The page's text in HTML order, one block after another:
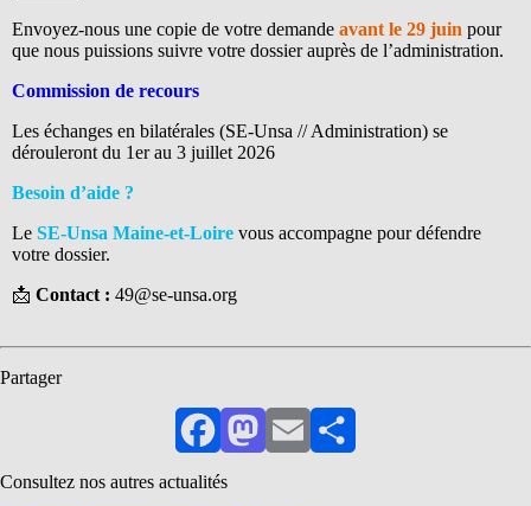
Envoyez-nous une copie de votre demande avant le 29 juin pour
que nous puissions suivre votre dossier auprès de l’administration.
Commission de recours
Les échanges en bilatérales (SE-Unsa // Administration) se
dérouleront du 1er au 3 juillet 2026
Besoin d’aide ?
Le SE-Unsa Maine-et-Loire vous accompagne pour défendre
votre dossier.
📩 Contact : 49@se-unsa.org
Partager
FacebookMastodon
EmailPartager
Consultez nos autres actualités